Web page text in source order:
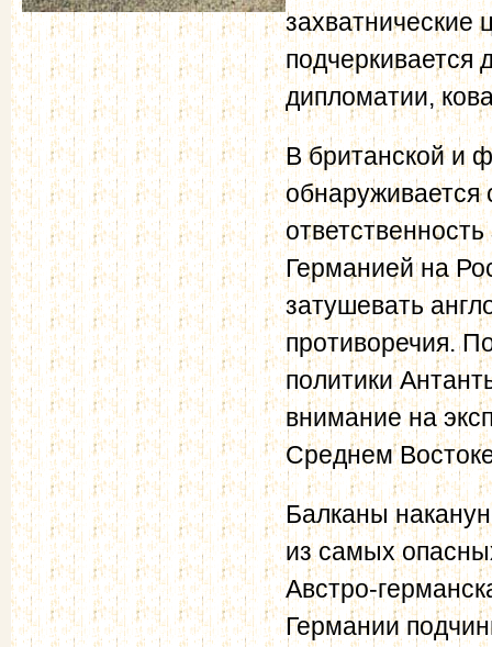
захватнические
подчеркивается
дипломатии,
В британской и
обнаруживается
Германией на
затушевать
противоречия.
политики
внимание на
Среднем
Балканы
из самых
Австро-
Германии